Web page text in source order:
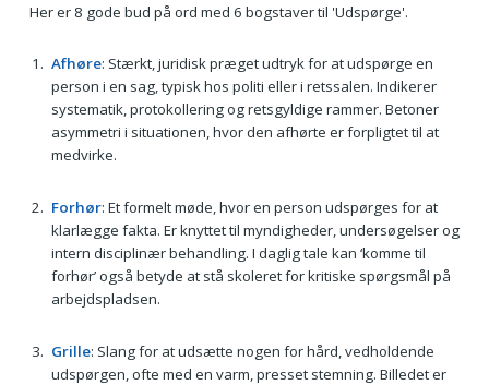
Her er 8 gode bud på ord med 6 bogstaver til 'Udspørge'.
Afhøre: Stærkt, juridisk præget udtryk for at udspørge en
person i en sag, typisk hos politi eller i retssalen. Indikerer
systematik, protokollering og retsgyldige rammer. Betoner
asymmetri i situationen, hvor den afhørte er forpligtet til at
medvirke.
Forhør: Et formelt møde, hvor en person udspørges for at
klarlægge fakta. Er knyttet til myndigheder, undersøgelser og
intern disciplinær behandling. I daglig tale kan ‘komme til
forhør’ også betyde at stå skoleret for kritiske spørgsmål på
arbejdspladsen.
Grille: Slang for at udsætte nogen for hård, vedholdende
udspørgen, ofte med en varm, presset stemning. Billedet er